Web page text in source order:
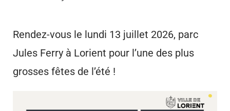
Rendez-vous le lundi 13 juillet 2026, parc
Jules Ferry à Lorient pour l’une des plus
grosses fêtes de l’été !